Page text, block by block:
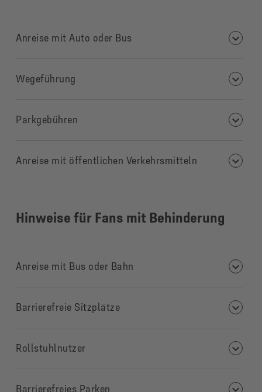
Anreise mit Auto oder Bus
Wegeführung
Parkgebühren
Anreise mit öffentlichen Verkehrsmitteln
Hinweise für Fans mit Behinderung
Anreise mit Bus oder Bahn
Barrierefreie Sitzplätze
Rollstuhlnutzer
Barrierefreies Parken